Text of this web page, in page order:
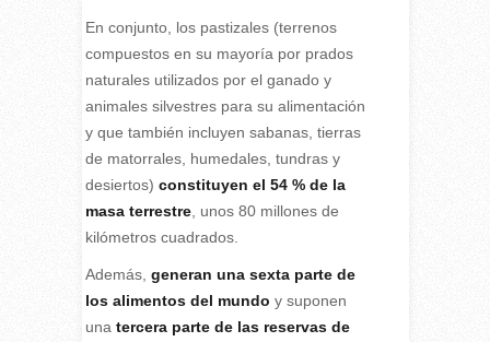
En conjunto, los pastizales (terrenos
compuestos en su mayoría por prados
naturales utilizados por el ganado y
animales silvestres para su alimentación
y que también incluyen sabanas, tierras
de matorrales, humedales, tundras y
desiertos) constituyen el 54 % de la
masa terrestre, unos 80 millones de
kilómetros cuadrados.
Además, generan una sexta parte de
los alimentos del mundo y suponen
una tercera parte de las reservas de